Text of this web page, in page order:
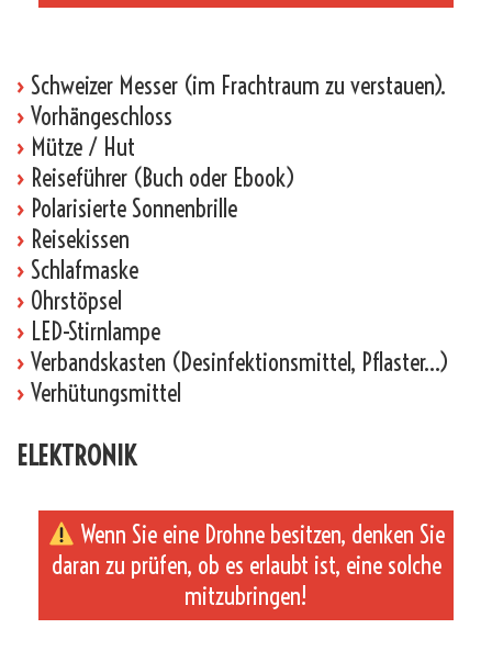
› Schweizer Messer (im Frachtraum zu verstauen).
› Vorhängeschloss
› Mütze / Hut
› Reiseführer (Buch oder Ebook)
› Polarisierte Sonnenbrille
› Reisekissen
› Schlafmaske
› Ohrstöpsel
› LED-Stirnlampe
› Verbandskasten (Desinfektionsmittel, Pflaster…)
› Verhütungsmittel
ELEKTRONIK
Wenn Sie eine Drohne besitzen, denken Sie
daran zu prüfen, ob es erlaubt ist, eine solche
mitzubringen!